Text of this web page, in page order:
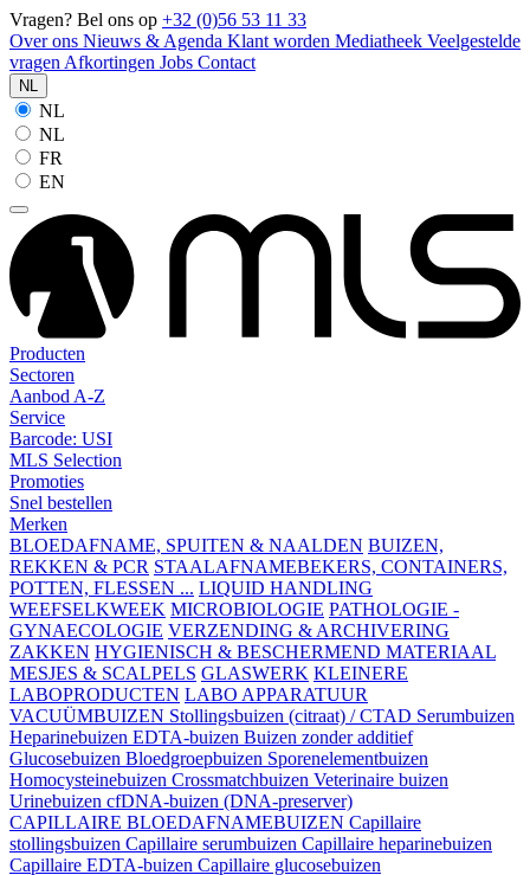
Vragen? Bel ons op +32 (0)56 53 11 33
Over ons Nieuws & Agenda Klant worden Mediatheek Veelgestelde
vragen Afkortingen Jobs Contact
NL
NL
NL
FR
EN
Producten
Sectoren
Aanbod A-Z
Service
Barcode: USI
MLS Selection
Promoties
Snel bestellen
Merken
BLOEDAFNAME, SPUITEN & NAALDEN BUIZEN,
REKKEN & PCR STAALAFNAMEBEKERS, CONTAINERS,
POTTEN, FLESSEN ... LIQUID HANDLING
WEEFSELKWEEK MICROBIOLOGIE PATHOLOGIE -
GYNAECOLOGIE VERZENDING & ARCHIVERING
ZAKKEN HYGIENISCH & BESCHERMEND MATERIAAL
MESJES & SCALPELS GLASWERK KLEINERE
LABOPRODUCTEN LABO APPARATUUR
VACUÜMBUIZEN Stollingsbuizen (citraat) / CTAD Serumbuizen
Heparinebuizen EDTA-buizen Buizen zonder additief
Glucosebuizen Bloedgroepbuizen Sporenelementbuizen
Homocysteinebuizen Crossmatchbuizen Veterinaire buizen
Urinebuizen cfDNA-buizen (DNA-preserver)
CAPILLAIRE BLOEDAFNAMEBUIZEN Capillaire
stollingsbuizen Capillaire serumbuizen Capillaire heparinebuizen
Capillaire EDTA-buizen Capillaire glucosebuizen